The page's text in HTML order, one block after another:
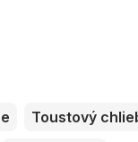
Toustový